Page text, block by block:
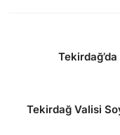
Tekirdağ Valisi